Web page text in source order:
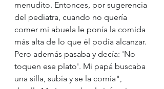
menudito. Entonces, por sugerencia
del pediatra, cuando no quería
comer mi abuela le ponía la comida
más alta de lo que él podía alcanzar.
Pero además pasaba y decía: 'No
toquen ese plato'. Mi papá buscaba
una silla, subía y se la comía",